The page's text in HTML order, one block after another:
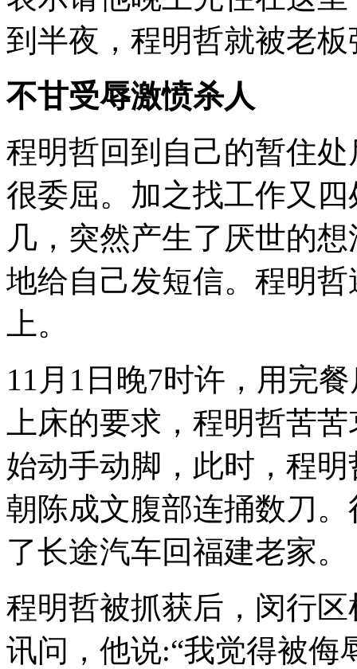
到半夜，程明哲就被老
不甘受辱激愤杀人
程明哲回到自己的暂住
很委屈。加之找工作又
几，突然产生了厌世的
地给自己发短信。程明
上。
11月1日晚7时许，用完
上床的要求，程明哲苦
始动手动脚，此时，程
朝陈成文腹部连捅数刀
了长途汽车回福建老家。
程明哲被抓获后，闵行
讯问，他说:“我觉得被侮